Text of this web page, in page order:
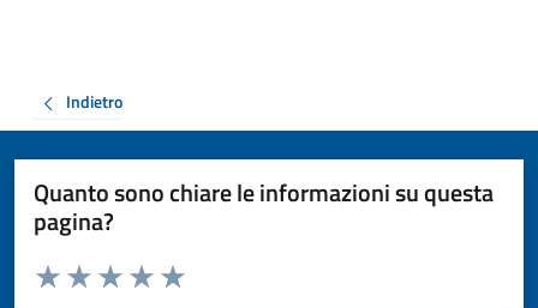
Indietro
Quanto sono chiare le informazioni su questa
pagina?
Valuta da 1 a 5 stelle la pagina